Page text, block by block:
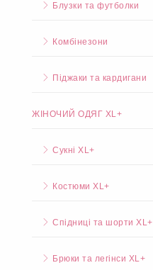
Блузки та футболки
Комбінезони
Піджаки та кардигани
ЖІНОЧИЙ ОДЯГ XL+
Сукні XL+
Костюми XL+
Спідниці та шорти XL+
Брюки та легінси XL+